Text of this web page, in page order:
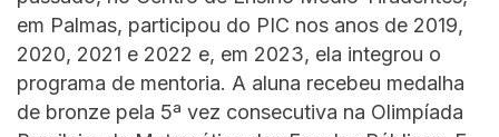
em Palmas, participou do PIC nos anos de 2019,
2020, 2021 e 2022 e, em 2023, ela integrou o
programa de mentoria. A aluna recebeu medalha
de bronze pela 5ª vez consecutiva na Olimpíada